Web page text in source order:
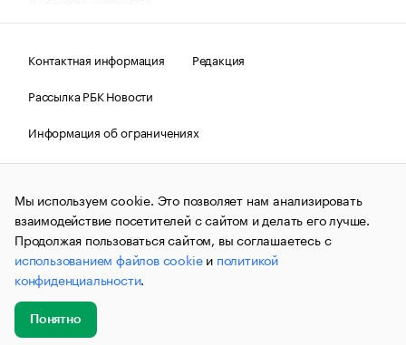
Контактная информация
Редакция
Рассылка РБК Новости
Информация об ограничениях
Правовая информация
О соблюдении авторских прав
© АО «РОСБИЗНЕСКОНСАЛТИНГ»,1995–2026.Сообщения
и материалы информационного агентства «РБК»
(зарегистрировано Федеральной службой по надзору в сфере
связи, информационных технологий и массовых
коммуникаций (Роскомнадзор) 09.12.2015 за номером ИА
№ФС77-63848) сопровождаются пометкой «РБК». Отдельные
публикации могут содержать информацию,
не предназначенную для пользователей
до 18 лет.
Мы используем cookie. Это позволяет нам анализировать
взаимодействие посетителей с сайтом и делать его лучше.
Продолжая пользоваться сайтом, вы соглашаетесь с
использованием файлов cookieи политикой
конфиденциальности.
Понятно